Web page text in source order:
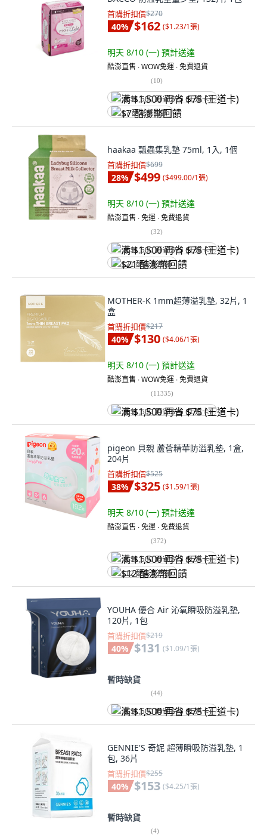
首購折扣價$270
40% $162 ($1.23/1張)
明天 8/10 (一) 預計送達
酷澎直售 ∙ WOW免運 ∙ 免費退貨
(10)
满 $1,500 再省 $75 (王道卡)
$7 酷澎幣回饋
haakaa 瓢蟲集乳墊 75ml, 1入, 1個
首購折扣價$699
28% $499 ($499.00/1張)
明天 8/10 (一) 預計送達
酷澎直售 ∙ 免運 ∙ 免費退貨
(32)
满 $1,500 再省 $75 (王道卡)
$21 酷澎幣回饋
MOTHER-K 1mm超薄溢乳墊, 32片, 1
盒
首購折扣價$217
40% $130 ($4.06/1張)
明天 8/10 (一) 預計送達
酷澎直售 ∙ WOW免運 ∙ 免費退貨
(11335)
满 $1,500 再省 $75 (王道卡)
pigeon 貝親 蘆薈精華防溢乳墊, 1盒,
204片
首購折扣價$525
38% $325 ($1.59/1張)
明天 8/10 (一) 預計送達
酷澎直售 ∙ 免運 ∙ 免費退貨
(372)
满 $1,500 再省 $75 (王道卡)
$12 酷澎幣回饋
YOUHA 優合 Air 沁氧瞬吸防溢乳墊,
120片, 1包
首購折扣價$219
40% $131 ($1.09/1張)
暫時缺貨
(44)
满 $1,500 再省 $75 (王道卡)
GENNIE'S 奇妮 超薄瞬吸防溢乳墊, 1
包, 36片
首購折扣價$255
40% $153 ($4.25/1張)
暫時缺貨
(4)